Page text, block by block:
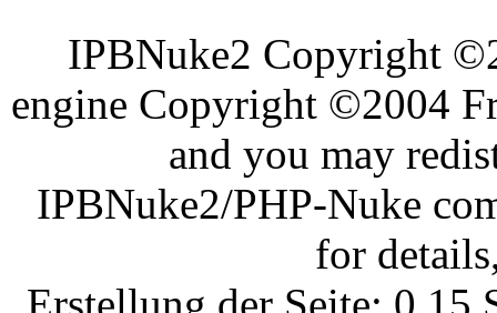
IPBNuke2 Copyright
engine Copyright ©2004
and you may
IPBNuke2/PHP-Nuke
for